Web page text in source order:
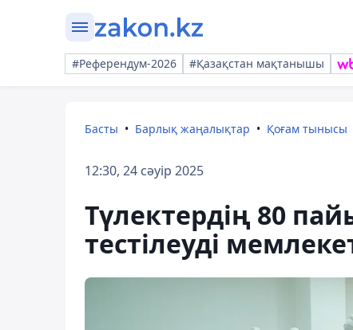
#Референдум-2026 #Қазақстан мақтанышы
Басты Барлық жаңалықтар Қоғам тынысы
12:30, 24 сәуір 2025
Түлектердің 80
тестілеуді